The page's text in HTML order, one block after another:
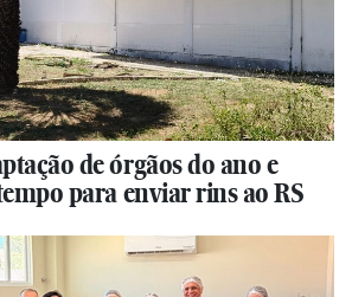
de órgãos do ano e
para enviar rins ao RS